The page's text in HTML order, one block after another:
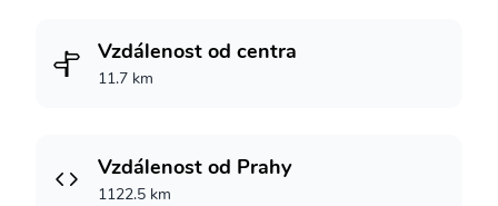
Vzdálenost od centra
11.7 km
Vzdálenost od Prahy
1122.5 km